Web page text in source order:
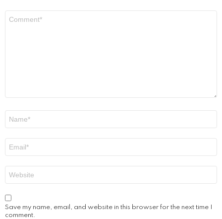
Save my name, email, and website in this browser for the next time I
comment.